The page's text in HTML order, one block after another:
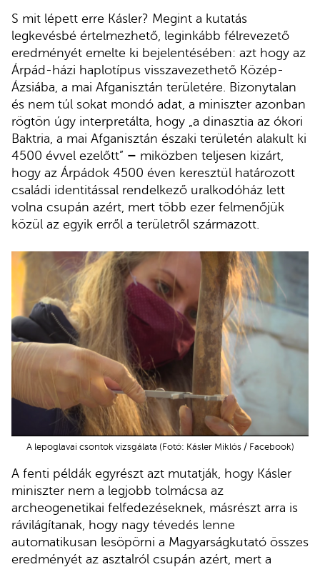
S mit lépett erre Kásler? Megint a kutatás
legkevésbé értelmezhető, leginkább félrevezető
eredményét emelte ki bejelentésében: azt hogy az
Árpád-házi haplotípus visszavezethető Közép-
Ázsiába, a mai Afganisztán területére. Bizonytalan
és nem túl sokat mondó adat, a miniszter azonban
rögtön úgy interpretálta, hogy „a dinasztia az ókori
Baktria, a mai Afganisztán északi területén alakult ki
4500 évvel ezelőtt” – miközben teljesen kizárt,
hogy az Árpádok 4500 éven keresztül határozott
családi identitással rendelkező uralkodóház lett
volna csupán azért, mert több ezer felmenőjük
közül az egyik erről a területről származott.
A lepoglavai csontok vizsgálata (Fotó: Kásler Miklós / Facebook)
A fenti példák egyrészt azt mutatják, hogy Kásler
miniszter nem a legjobb tolmácsa az
archeogenetikai felfedezéseknek, másrészt arra is
rávilágítanak, hogy nagy tévedés lenne
automatikusan lesöpörni a Magyarságkutató összes
eredményét az asztalról csupán azért, mert a